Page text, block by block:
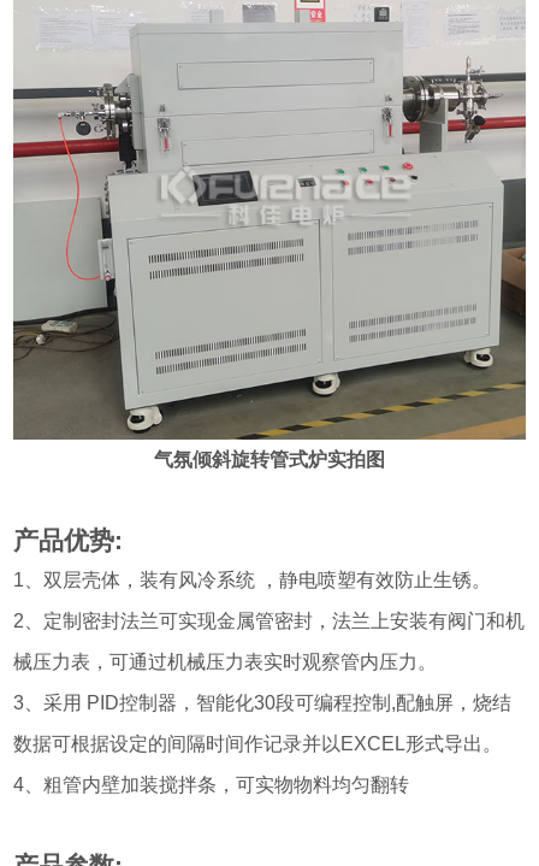
气氛倾斜旋转管式炉实拍图
产品优势:
1、双层壳体，装有风冷系统 ，静电喷塑有效防止生锈。
2、定制密封法兰可实现金属管密封，法兰上安装有阀门和机
械压力表，可通过机械压力表实时观察管内压力。
3、采用 PID控制器，智能化30段可编程控制,配触屏，烧结
数据可根据设定的间隔时间作记录并以EXCEL形式导出。
4、粗管内壁加装搅拌条，可实物物料均匀翻转